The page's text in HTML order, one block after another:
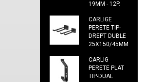
19MM - 12P.
CARLIGE
PERETE TIP-
DREPT DUBLE
25X150/45MM
CARLIG
PERETE PLAT
TIP-DUAL